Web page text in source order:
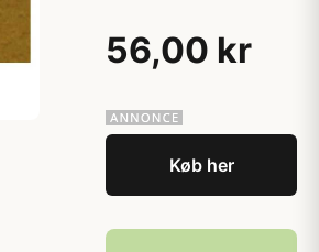
56,00 kr
Køb her